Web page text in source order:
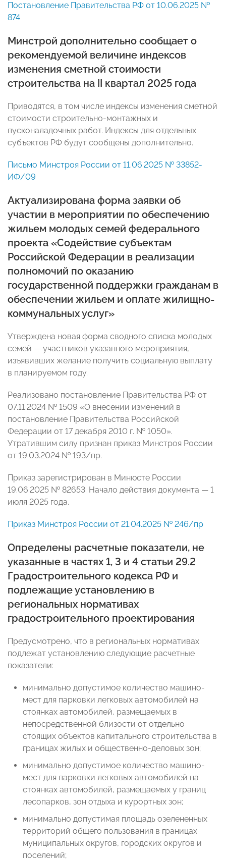
Постановление Правительства РФ от 10.06.2025 №
874
Минстрой дополнительно сообщает о
рекомендуемой величине индексов
изменения сметной стоимости
строительства на II квартал 2025 года
Приводятся, в том числе индексы изменения сметной
стоимости строительно-монтажных и
пусконаладочных работ. Индексы для отдельных
субъектов РФ будут сообщены дополнительно.
Письмо Минстроя России от 11.06.2025 № 33852-
ИФ/09
Актуализирована форма заявки об
участии в мероприятии по обеспечению
жильем молодых семей федерального
проекта «Содействие субъектам
Российской Федерации в реализации
полномочий по оказанию
государственной поддержки гражданам в
обеспечении жильем и оплате жилищно-
коммунальных услуг»
Утверждена новая форма сводного списка молодых
семей — участников указанного мероприятия,
изъявивших желание получить социальную выплату
в планируемом году.
Реализовано постановление Правительства РФ от
07.11.2024 № 1509 «О внесении изменений в
постановление Правительства Российской
Федерации от 17 декабря 2010 г. № 1050».
Утратившим силу признан приказ Минстроя России
от 19.03.2024 № 193/пр.
Приказ зарегистрирован в Минюсте России
19.06.2025 № 82653. Начало действия документа — 1
июля 2025 года.
Приказ Минстроя России от 21.04.2025 № 246/пр
Определены расчетные показатели, не
указанные в частях 1, 3 и 4 статьи 29.2
Градостроительного кодекса РФ и
подлежащие установлению в
региональных нормативах
градостроительного проектирования
Предусмотрено, что в региональных нормативах
подлежат установлению следующие расчетные
показатели:
минимально допустимое количество машино-
мест для парковки легковых автомобилей на
стоянках автомобилей, размещаемых в
непосредственной близости от отдельно
стоящих объектов капитального строительства в
границах жилых и общественно-деловых зон;
минимально допустимое количество машино-
мест для парковки легковых автомобилей на
стоянках автомобилей, размещаемых у границ
лесопарков, зон отдыха и курортных зон;
минимально допустимая площадь озелененных
территорий общего пользования в границах
муниципальных округов, городских округов и
поселений;